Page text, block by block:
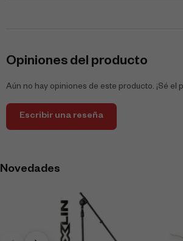
Opiniones del producto
Aún no hay opiniones de este producto. ¡Sé el
Escribir una reseña
Novedades